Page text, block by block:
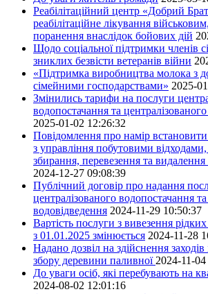
Реабілітаційний центр «Добрий
реабілітаційне лікування
поранення внаслідок бойових дій
Щодо соціальної підтримки членів
зниклих безвісти ветеранів війни
«Підтримка виробництва молока з
сімейними господарствами» 2025-
Змінились тарифи на послуги
водопостачання та
2025-01-02 12:26:32
Повідомлення про намір
з управління побутовими
збирання, перевезення та видалення
2024-12-27 09:08:39
Публічний договір про надання
централізованого водопостачання
водовідведення 2024-11-29 10:50:37
Вартість послуги з вивезення
з 01.01.2025 змінюється 2024-11-28
Надано дозвіл на здійснення заходів
збору деревини паливної 2024-11-04
До уваги осіб, які перебувають на
2024-08-02 12:01:16